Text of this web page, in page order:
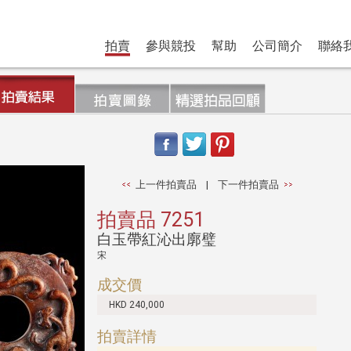
拍賣 參與競投 幫助 公司簡介 聯絡
上一件拍賣品 | 下一件拍賣品
拍賣品 7251
白玉帶紅沁出廓璧
宋
成交價
HKD 240,000
拍賣詳情